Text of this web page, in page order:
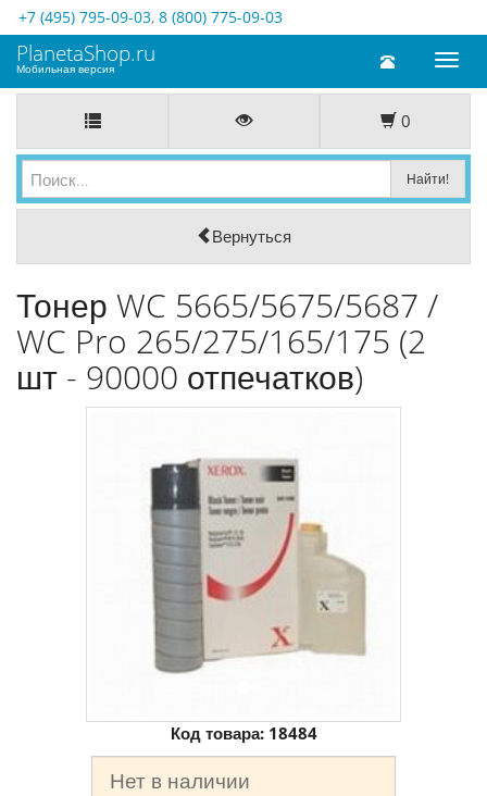
+7 (495) 795-09-03, 8 (800) 775-09-03
Toggle
PlanetaShop.ru
Мобильная версия
0
Вернуться
Тонер WC 5665/5675/5687 /
WC Pro 265/275/165/175 (2
шт - 90000 отпечатков)
Код товара: 18484
Нет в наличии